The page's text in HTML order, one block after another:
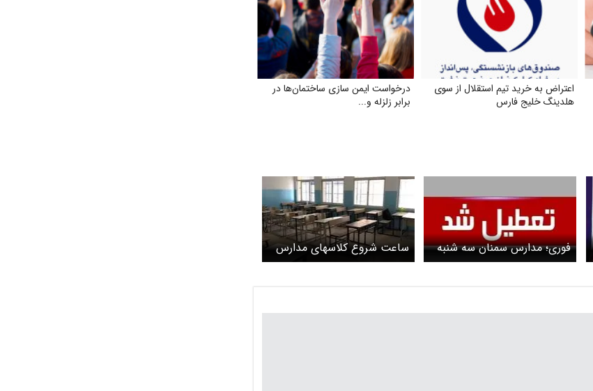
اعتراض به خرید تیم استقلال از سوی
هلدینگ خلیج فارس
درخواست ایمن‌ سازی ساختمان‌ها در
برابر زلزله و...
فوری؛ مدارس سمنان سه شنبه
۱۱ آذر تعطیل شد
ساعت شروع کلاسهای مدارس
سمنان تغیر کرد